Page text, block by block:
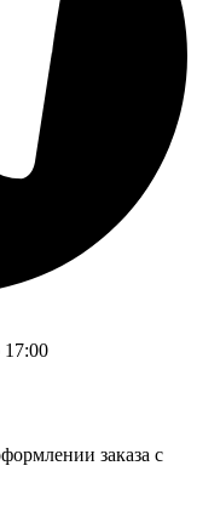
17:00
заказа с